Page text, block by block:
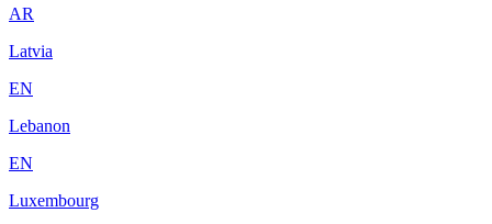
AR
Latvia
EN
Lebanon
EN
Luxembourg